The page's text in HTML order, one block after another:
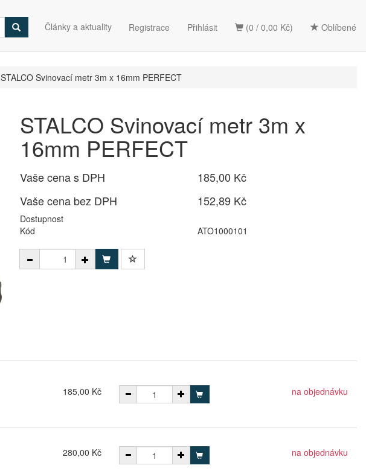
(0 / 0,00 Kč) Oblíbené
Články a aktuality Registrace Přihlásit
STALCO Svinovací metr 3m x 16mm PERFECT
STALCO Svinovací metr 3m x
16mm PERFECT
Vaše cena s DPH
185,00 Kč
Vaše cena bez DPH
152,89 Kč
Dostupnost
Kód
ATO1000101
185,00 Kč na objednávku
280,00 Kč na objednávku